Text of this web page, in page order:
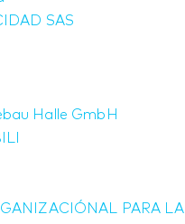
SAS
Halle GmbH
PARA LA